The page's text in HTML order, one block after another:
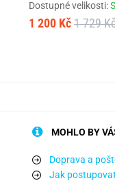
Dostupné velikosti:
1 200 Kč 1 729
MOHLO BY
Doprava a
Jak